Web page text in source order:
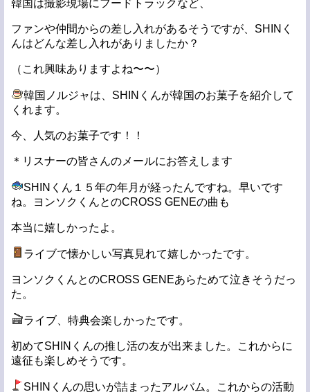
韓国は撮影現場にフードトラックなど、
ファンや仲間からの差し入れがあるそうですが、SHINく
んはどんな差し入れがありましたか？
（これ興味ありますよね〜〜）
韓国ノルジャは、SHINくんが韓国のお菓子を紹介して
くれます。
今、人気のお菓子です！！
＊リスナーの皆さんのメールにお答えします
SHINくん１５年の年月が経ったんですね。早いです
ね。ヨンソクくんとのCROSS GENEの曲も
本当に嬉しかったよ。
ライブで懐かしい写真見れて嬉しかったです。
ヨンソクくんとのCROSS GENEあらためて泣きそうだっ
た。
ライブ、特典会楽しかったです。
初めてSHINくんの推し活の友が出来ました。これからに
遠征も楽しめそうです。
SHINくんの思いが詰まったアルバム。これからの活動